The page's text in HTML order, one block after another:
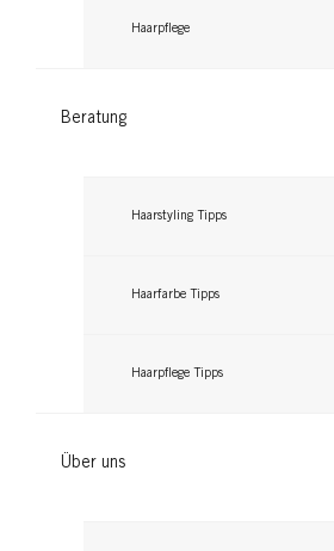
Haarpflege
Beratung
Haarstyling Tipps
Haarfarbe Tipps
Haarpflege Tipps
Über uns